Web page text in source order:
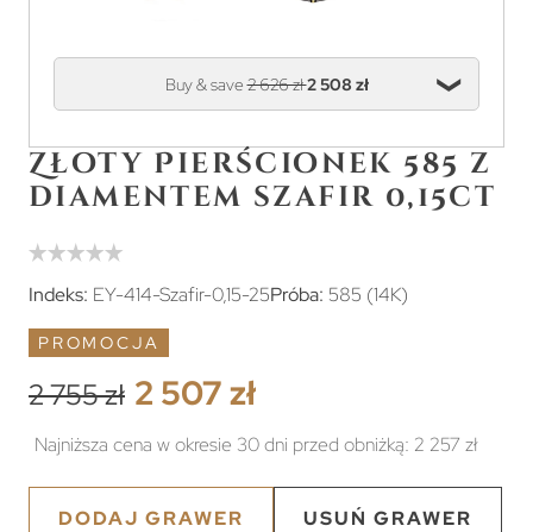
Buy & save2 626 zł2 508 zł
Złoty Pierścionek 585 z
diamentem szafir 0,15ct
Indeks: EY-414-Szafir-0,15-25Próba: 585 (14K)
PROMOCJA
2 755 zł 2 507 zł
Najniższa cena w okresie 30 dni przed obniżką: 2 257 zł
DODAJ GRAWER USUŃ GRAWER